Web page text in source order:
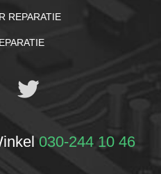
REPARATIE
030-244 10 46